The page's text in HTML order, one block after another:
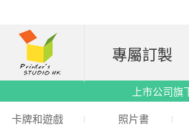
專屬訂製
上市公司旗
卡牌和遊戲 照片書